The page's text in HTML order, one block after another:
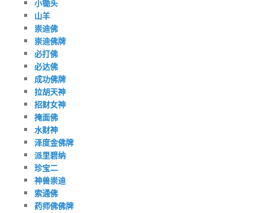
小锄头
山羊
崇迪佛
崇迪佛牌
必打佛
必达佛
成功佛牌
拉胡天神
招财女神
掩面佛
水财神
泽度金佛牌
派里碧纳
珍宝二
神兽崇迪
索通佛
药师佛佛牌